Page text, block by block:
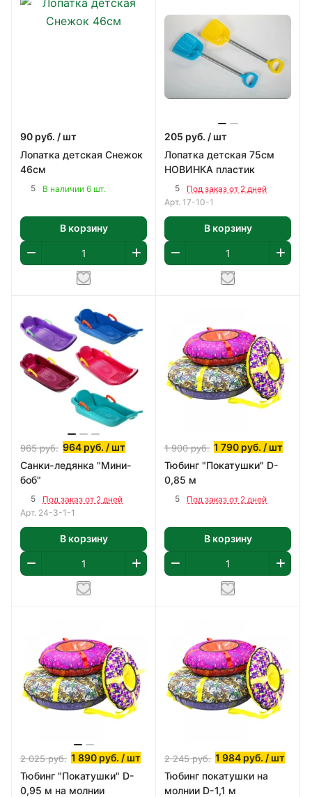
90 руб. / шт
Лопатка детская Снежок
46см
5 В наличии 6 шт.
В корзину
205 руб. / шт
Лопатка детская 75см
НОВИНКА пластик
5
Под заказ от 2 дней
Арт. 17-10-1
В корзину
965руб. 964 руб. / шт
Санки-ледянка "Мини-
боб"
5
Под заказ от 2 дней
Арт. 24-3-1-1
В корзину
1 900руб. 1 790 руб. / шт
Тюбинг "Покатушки" D-
0,85 м
5 Под заказ от 2 дней
В корзину
2 025руб. 1 890 руб. / шт
Тюбинг "Покатушки" D-
0,95 м на молнии
2 245руб. 1 984 руб. / шт
Тюбинг покатушки на
молнии D-1,1 м